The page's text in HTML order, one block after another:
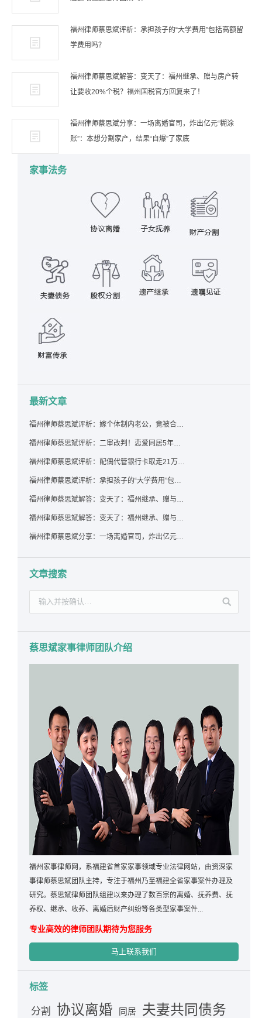
福州律师蔡思斌评析：承担孩子的“大学费用”包括高额留
学费用吗？
福州律师蔡思斌解答：变天了：福州继承、赠与房产转
让要收20%个税？福州国税官方回复来了！
福州律师蔡思斌分享：一场离婚官司，炸出亿元“糊涂
账”：本想分割家产，结果“自爆”了家底
家事法务
最新文章
福州律师蔡思斌评析：嫁个体制内老公，竟被合伙设局背上近百万债务，婚前不查征信真要命！
福州律师蔡思斌评析：二审改判！恋爱同居5年为女友买车，分手后能要回吗？
福州律师蔡思斌评析：配偶代管银行卡取走21万，离婚后这笔钱还要得回来吗？
福州律师蔡思斌评析：承担孩子的“大学费用”包括高额留学费用吗？
福州律师蔡思斌解答：变天了：福州继承、赠与房产转让要收20%个税？福州国税官方回复来了！
福州律师蔡思斌解答：变天了：福州继承、赠与房产转让要收20%个税？福州国税官方回答来了！
福州律师蔡思斌分享：一场离婚官司，炸出亿元“糊涂账”：本想分割家产，结果“自爆”了家底
文章搜索
蔡思斌家事律师团队介绍
福州家事律师网，系福建省首家家事领域专业法律网站，由资深家
事律师蔡思斌团队主持，专注于福州乃至福建全省家事案件办理及
研究。蔡思斌律师团队组建以来办理了数百宗的离婚、抚养费、抚
养权、继承、收养、离婚后财产纠纷等各类型家事案件...
专业高效的律师团队期待为您服务
马上联系我们
标签
分割 协议离婚 同居 夫妻共同债务